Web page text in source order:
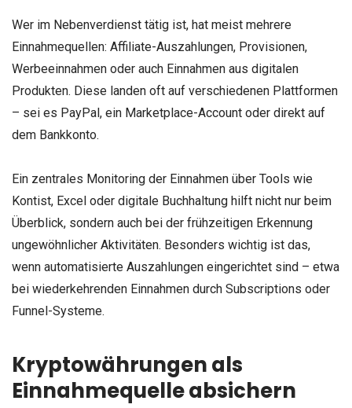
Wer im Nebenverdienst tätig ist, hat meist mehrere
Einnahmequellen: Affiliate-Auszahlungen, Provisionen,
Werbeeinnahmen oder auch Einnahmen aus digitalen
Produkten. Diese landen oft auf verschiedenen Plattformen
– sei es PayPal, ein Marketplace-Account oder direkt auf
dem Bankkonto.
Ein zentrales Monitoring der Einnahmen über Tools wie
Kontist, Excel oder digitale Buchhaltung hilft nicht nur beim
Überblick, sondern auch bei der frühzeitigen Erkennung
ungewöhnlicher Aktivitäten. Besonders wichtig ist das,
wenn automatisierte Auszahlungen eingerichtet sind – etwa
bei wiederkehrenden Einnahmen durch Subscriptions oder
Funnel-Systeme.
Kryptowährungen als
Einnahmequelle absichern